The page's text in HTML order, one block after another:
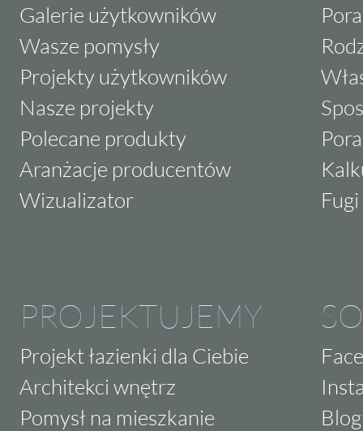
Galerie użytkowników
Wasze pomysły
Projekty użytkowników
Nasze projekty
Polecane produkty
Aranżacje producentów
Wizualizator
PROJEKTUJEMY
Projekt łazienki dla Ciebie
Architekci wnętrz
Pomysł na mieszkanie
Blog